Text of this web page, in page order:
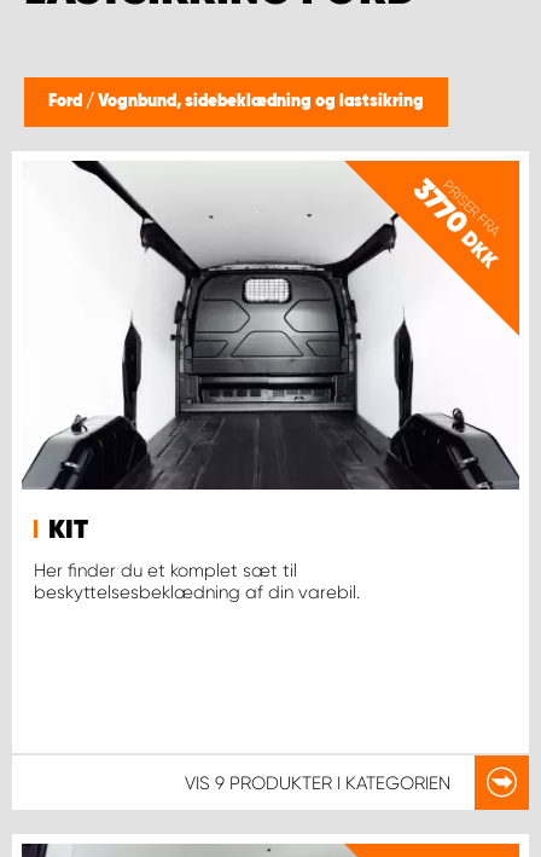
Ford / Vognbund, sidebeklædning og lastsikring
PRISER FRA
3770
DKK
KIT
Her finder du et komplet sæt til
beskyttelsesbeklædning af din varebil.
VIS 9 PRODUKTER I KATEGORIEN